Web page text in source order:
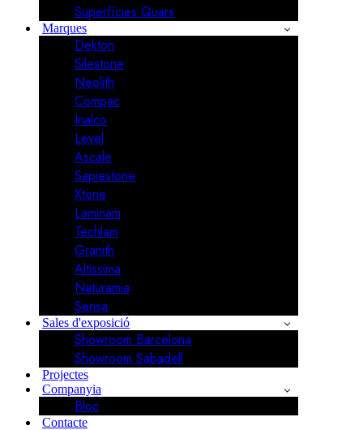
Superfícies Quars
Marques
Dekton
Silestone
Neolith
Compac
Inalco
Level
Ascale
Sapiestone
Xtone
Laminam
Techlam
Granith
Altissima
Naturamia
Sensa
Sales d'exposició
Showroom Barcelona
Showroom Sabadell
Projectes
Companyia
Bloc
Contacte